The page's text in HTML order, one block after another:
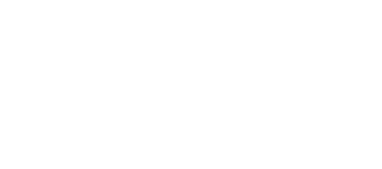
и быстрое продвижение вашей